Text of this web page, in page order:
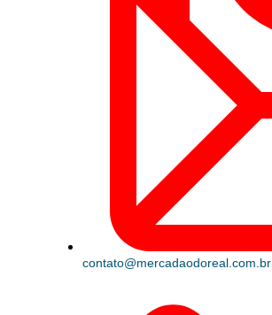
contato@mercadaodoreal.com.br